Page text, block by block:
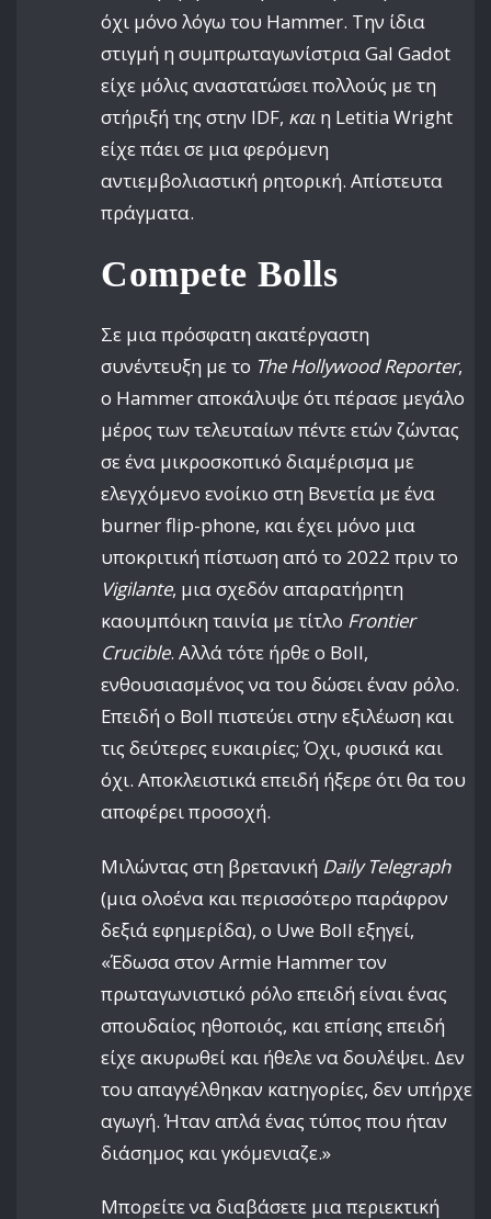
όχι μόνο λόγω του Hammer. Την ίδια
στιγμή η συμπρωταγωνίστρια Gal Gadot
είχε μόλις αναστατώσει πολλούς με τη
στήριξή της στην IDF, και η Letitia Wright
είχε πάει σε μια φερόμενη
αντιεμβολιαστική ρητορική. Απίστευτα
πράγματα.
Compete Bolls
Σε μια πρόσφατη ακατέργαστη
συνέντευξη με το The Hollywood Reporter,
ο Hammer αποκάλυψε ότι πέρασε μεγάλο
μέρος των τελευταίων πέντε ετών ζώντας
σε ένα μικροσκοπικό διαμέρισμα με
ελεγχόμενο ενοίκιο στη Βενετία με ένα
burner flip-phone, και έχει μόνο μια
υποκριτική πίστωση από το 2022 πριν το
Vigilante, μια σχεδόν απαρατήρητη
καουμπόικη ταινία με τίτλο Frontier
Crucible. Αλλά τότε ήρθε ο Boll,
ενθουσιασμένος να του δώσει έναν ρόλο.
Επειδή ο Boll πιστεύει στην εξιλέωση και
τις δεύτερες ευκαιρίες; Όχι, φυσικά και
όχι. Αποκλειστικά επειδή ήξερε ότι θα του
αποφέρει προσοχή.
Μιλώντας στη βρετανική Daily Telegraph
(μια ολοένα και περισσότερο παράφρον
δεξιά εφημερίδα), ο Uwe Boll εξηγεί,
«Έδωσα στον Armie Hammer τον
πρωταγωνιστικό ρόλο επειδή είναι ένας
σπουδαίος ηθοποιός, και επίσης επειδή
είχε ακυρωθεί και ήθελε να δουλέψει. Δεν
του απαγγέλθηκαν κατηγορίες, δεν υπήρχε
αγωγή. Ήταν απλά ένας τύπος που ήταν
διάσημος και γκόμενιαζε.»
Μπορείτε να διαβάσετε μια περιεκτική